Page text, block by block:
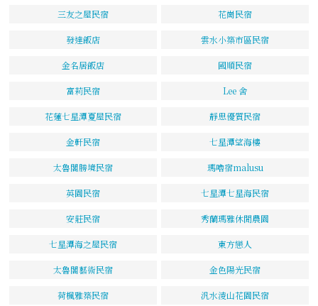
三友之屋民宿 花崗民宿
發達飯店 雲水小築市區民宿
金名居飯店 國順民宿
富莉民宿 Lee 舍
花蓮七星潭夏屋民宿 靜思優質民宿
金軒民宿 七星潭望海樓
太魯閣勝境民宿 瑪嚕宿malusu
英園民宿 七星潭七星海民宿
安莊民宿 秀蘭瑪雅休閒農園
七星潭海之屋民宿 東方戀人
太魯閣藝術民宿 金色陽光民宿
荷楓雅築民宿 汎水淩山花園民宿